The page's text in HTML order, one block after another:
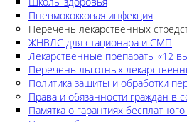
Пневмококковая инфекция
Перечень лекарственных
ЖНВЛС для стационара и СМП
Лекарственные препараты «12
Перечень льготных
Политика защиты и обработки
Права и обязанности граждан в
Памятка о гарантиях